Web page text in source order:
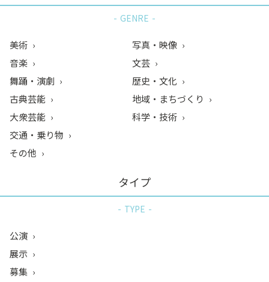
GENRE
美術
音楽
舞踊・演劇
古典芸能
大衆芸能
写真・映像
文芸
歴史・文化
地域・まちづくり
科学・技術
交通・乗り物
その他
タイプ
TYPE
公演
展示
募集